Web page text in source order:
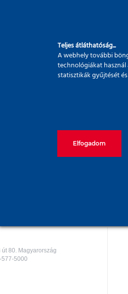
tározó
80. Magyarország
577-5000
Teljes átláthatóság...
A webhely további
technológiákat
statisztikák gyűjtését
Elfogadom